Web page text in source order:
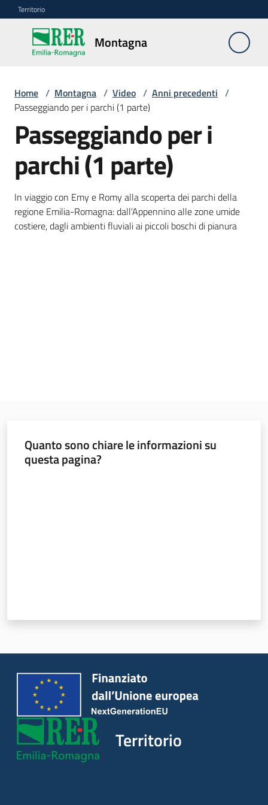
Vai al contenuto
Vai alla navigazione
Vai al footer
Territorio
Montagna
Montagna
Vivere
lavorare
Infrastrutture
e
sicurezza
del
Piani Programmi
Progetti
Home / Montagna / Video / Anni precedenti /
Passeggiando per i parchi (1 parte)
Passeggiando per i
parchi (1 parte)
In viaggio con Emy e Romy alla scoperta dei parchi della
regione Emilia-Romagna: dall'Appennino alle zone umide
costiere, dagli ambienti fluviali ai piccoli boschi di pianura
Quanto sono chiare le informazioni su
questa pagina?
Territorio